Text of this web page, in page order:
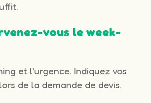
vous le week-
et l’urgence. Indiquez vos
de la demande de devis.